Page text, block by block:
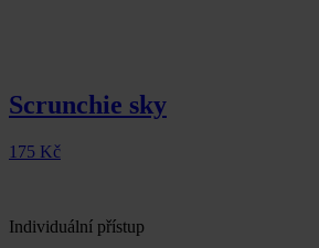
Scrunchie sky
175 Kč
Individuální přístup